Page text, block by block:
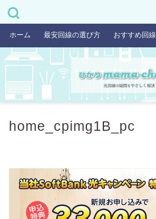
ホーム 最安回線の選び方 おすすめ回線
home_cpimg1B_pc